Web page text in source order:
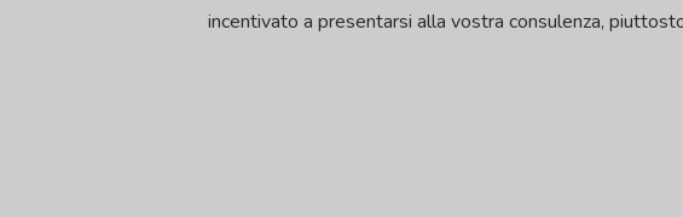
incentivato a presentarsi alla vostra consulenza,